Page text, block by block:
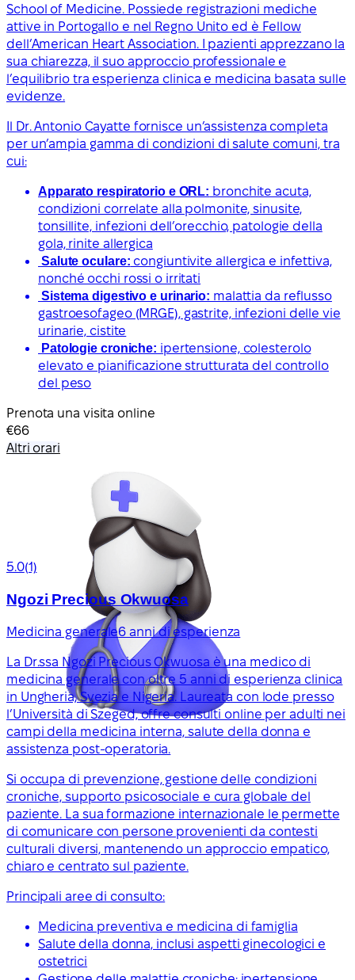
School of Medicine. Possiede registrazioni mediche
attive in Portogallo e nel Regno Unito ed è Fellow
dell’American Heart Association. I pazienti apprezzano la
sua chiarezza, il suo approccio professionale e
l’equilibrio tra esperienza clinica e medicina basata sulle
evidenze.
Il Dr. Antonio Cayatte fornisce un’assistenza completa
per un’ampia gamma di condizioni di salute comuni, tra
cui:
Apparato respiratorio e ORL: bronchite acuta,
condizioni correlate alla polmonite, sinusite,
tonsillite, infezioni dell’orecchio, patologie della
gola, rinite allergica
Salute oculare: congiuntivite allergica e infettiva,
nonché occhi rossi o irritati
Sistema digestivo e urinario: malattia da reflusso
gastroesofageo (MRGE), gastrite, infezioni delle vie
urinarie, cistite
Patologie croniche: ipertensione, colesterolo
elevato e pianificazione strutturata del controllo
del peso
Prenota una visita online
€66
Altri orari
5.0(1)
Ngozi Precious Okwuosa
Medicina generale6 anni di esperienza
La Dr.ssa Ngozi Precious Okwuosa è una medico di
medicina generale con oltre 5 anni di esperienza clinica
in Ungheria, Svezia e Nigeria. Laureata con lode presso
l’Università di Szeged, offre consulti online per adulti nei
campi della medicina interna, salute della donna e
assistenza post-operatoria.
Si occupa di prevenzione, gestione delle condizioni
croniche, supporto psicosociale e cura globale del
paziente. La sua formazione internazionale le permette
di comunicare con persone provenienti da contesti
culturali diversi, mantenendo un approccio empatico,
chiaro e centrato sul paziente.
Principali aree di consulto:
Medicina preventiva e medicina di famiglia
Salute della donna, inclusi aspetti ginecologici e
ostetrici